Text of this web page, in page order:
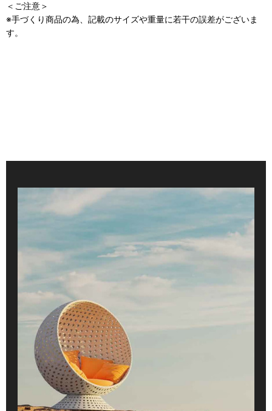
＜ご注意＞
※手づくり商品の為、記載のサイズや重量に若干の誤差がございま
す。